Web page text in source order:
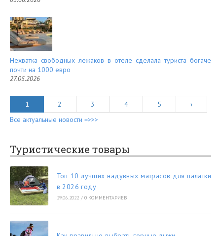
Нехватка свободных лежаков в отеле сделала туриста богаче
почти на 1000 евро
27.05.2026
1 2 3 4 5
›
Все актуальные новости =>>>
Туристические товары
Топ 10 лучших надувных матрасов для палатки
в 2026 году
29.06.2022 / 0 КОММЕНТАРИЕВ